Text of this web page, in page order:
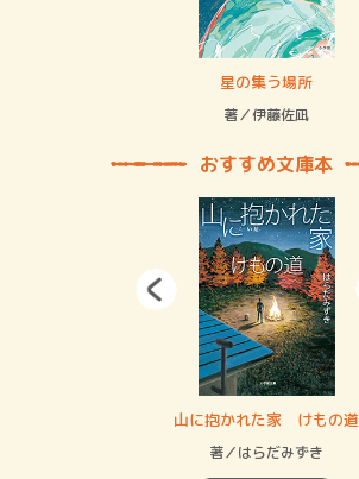
星の集う場所
著／伊藤佐凪
おすすめ文庫本
山に抱かれた家 けもの道
著／はらだみずき